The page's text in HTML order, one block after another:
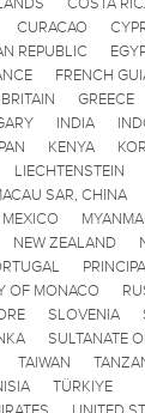
CURACAO
REPUBLIC
FRENCH
GREECE
INDIA
KENYA
LIECHTENSTEIN
SAR, CHINA
MEXICO
NEW ZEALAND
OF MONACO
SLOVENIA
SULTANATE
TAIWAN
TÜRKIYE